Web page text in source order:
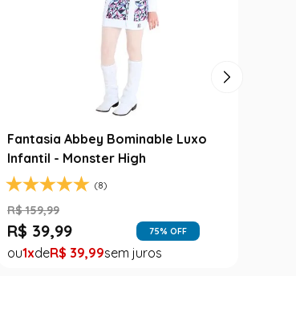
Fantasia Abbey Bominable Luxo
Infantil - Monster High
(8)
R$ 159,99
R$ 39,99 75% OFF
1 R$ 39,99